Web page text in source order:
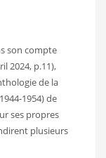
son compte
2024, p.11),
de la
1954) de
ses propres
plusieurs